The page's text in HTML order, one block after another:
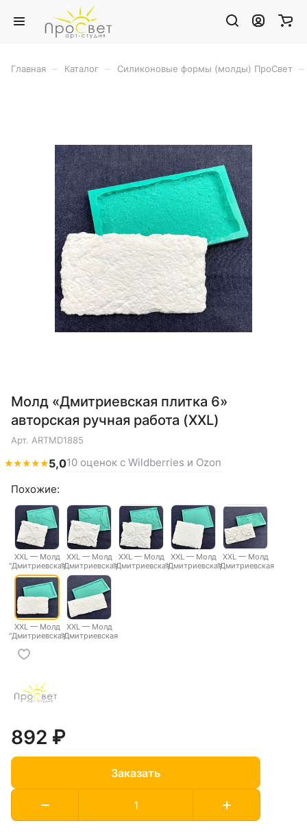
Главная Каталог Силиконовые формы (молды) ПроСвет
Молд «Дмитриевская плитка 6»
авторская ручная работа (XXL)
Арт. ARTMD1885
★★★★★5,010 оценок с Wildberries и Ozon
Похожие:
XXL — Молд
"Дмитриевская
плитка 1"
авторская
ручная работа
XXL — Молд
"Дмитриевская
плитка 2"
авторская
ручная работа
XXL — Молд
"Дмитриевская
XXL — Молд
"Дмитриевская
XXL — Молд
"Дмитриевская
XXL — Молд
"Дмитриевская
авторская
ручная работа
XXL — Молд
"Дмитриевская
892 ₽
Заказать